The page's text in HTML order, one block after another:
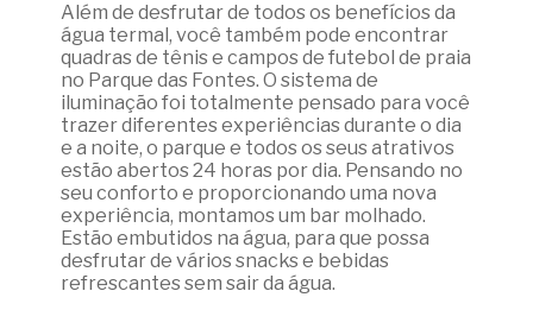
Além de desfrutar de todos os benefícios da
água termal, você também pode encontrar
quadras de tênis e campos de futebol de praia
no Parque das Fontes. O sistema de
iluminação foi totalmente pensado para você
trazer diferentes experiências durante o dia
e a noite, o parque e todos os seus atrativos
estão abertos 24 horas por dia. Pensando no
seu conforto e proporcionando uma nova
experiência, montamos um bar molhado.
Estão embutidos na água, para que possa
desfrutar de vários snacks e bebidas
refrescantes sem sair da água.